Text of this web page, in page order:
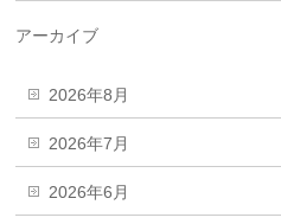
アーカイブ
2026年8月
2026年7月
2026年6月